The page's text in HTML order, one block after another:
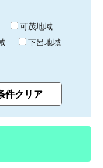
可茂地域
下呂地域